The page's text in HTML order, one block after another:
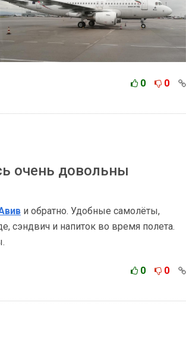
0 0
очень довольны
и обратно. Удобные самолёты,
сэндвич и напиток во время полета.
0 0